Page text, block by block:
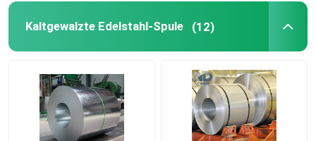
Edelstahl-Drahtseil
Kaltgewalzte Edelstahl-Spule (12)